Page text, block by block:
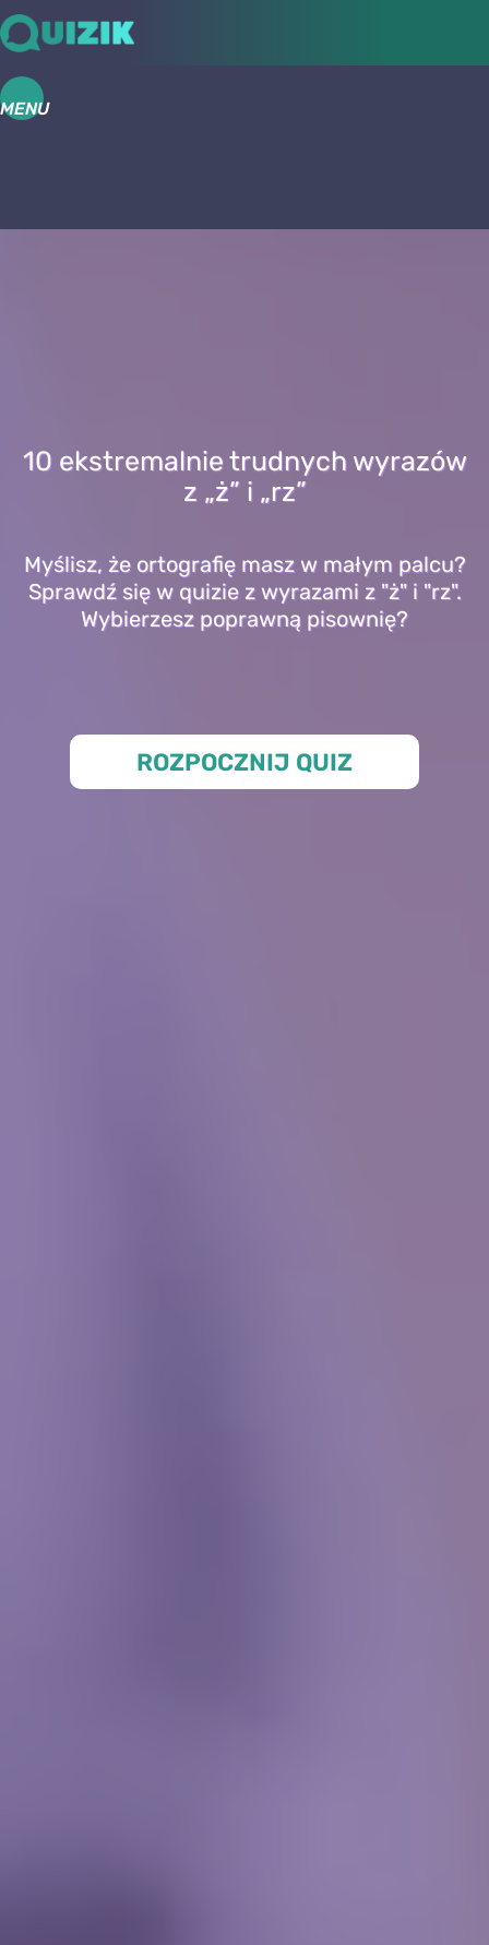
MENU
10 ekstremalnie trudnych wyrazów
z „ż” i „rz”
Myślisz, że ortografię masz w małym palcu?
Sprawdź się w quizie z wyrazami z "ż" i "rz".
Wybierzesz poprawną pisownię?
ROZPOCZNIJ QUIZ